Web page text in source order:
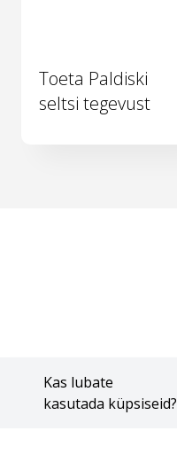
Kas lubate
kasutada küpsiseid?
Toeta Paldiski
seltsi tegevust